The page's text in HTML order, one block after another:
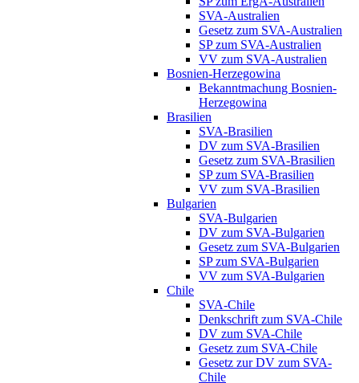
SVA-Australien
Gesetz zum SVA-Australien
SP zum SVA-Australien
VV zum SVA-Australien
Bosnien-Herzegowina
Bekanntmachung Bosnien-
Herzegowina
Brasilien
SVA-Brasilien
DV zum SVA-Brasilien
Gesetz zum SVA-Brasilien
SP zum SVA-Brasilien
VV zum SVA-Brasilien
Bulgarien
SVA-Bulgarien
DV zum SVA-Bulgarien
Gesetz zum SVA-Bulgarien
SP zum SVA-Bulgarien
VV zum SVA-Bulgarien
Chile
SVA-Chile
Denkschrift zum SVA-Chile
DV zum SVA-Chile
Gesetz zum SVA-Chile
Gesetz zur DV zum SVA-
Chile